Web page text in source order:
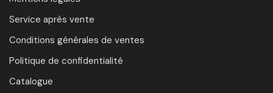
Service après vente
Conditions générales de ventes
Politique de confidentialité
Catalogue